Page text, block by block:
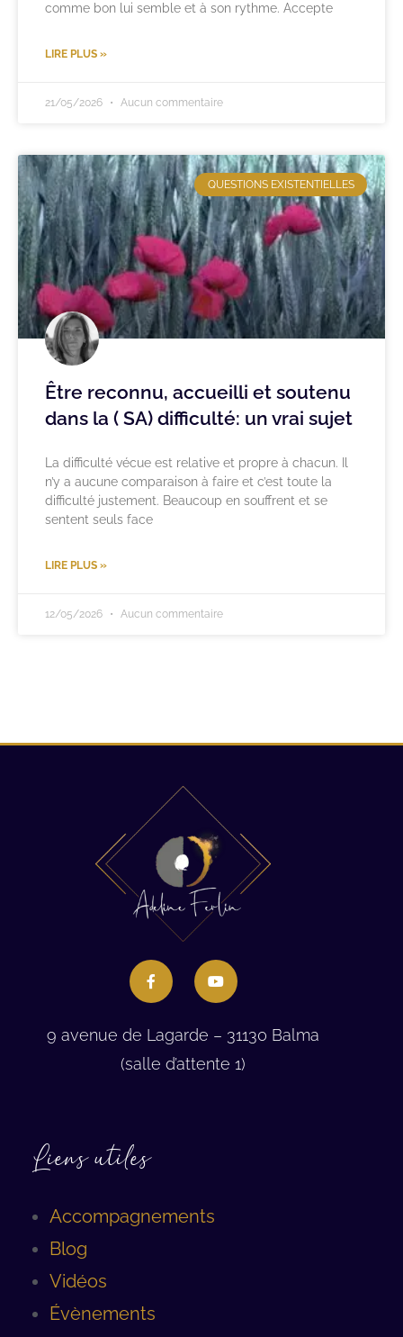
comme bon lui semble et à son rythme. Accepte
LIRE PLUS »
21/05/2026 Aucun commentaire
QUESTIONS EXISTENTIELLES
Être reconnu, accueilli et soutenu
dans la ( SA) difficulté: un vrai sujet
La difficulté vécue est relative et propre à chacun. Il
n’y a aucune comparaison à faire et c’est toute la
difficulté justement. Beaucoup en souffrent et se
sentent seuls face
LIRE PLUS »
12/05/2026 Aucun commentaire
9 avenue de Lagarde – 31130 Balma
(salle d’attente 1)
Liens utiles
Accompagnements
Blog
Vidéos
Évènements